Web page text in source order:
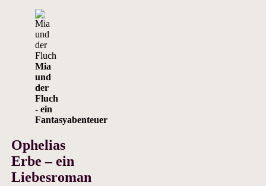
Mia
und
der
Fluch
- ein
Fantasyabenteuer
Ophelias
Erbe – ein
Liebesroman